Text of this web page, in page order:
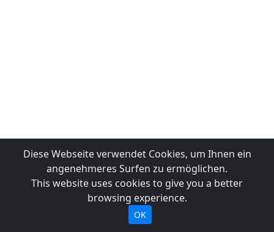
Diese Webseite verwendet Cookies, um Ihnen ein
angenehmeres Surfen zu ermöglichen.
This website uses cookies to give you a better
browsing experience.
OK